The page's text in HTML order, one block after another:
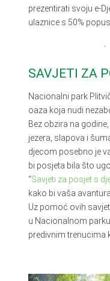
prezentirati svoju e-
ulaznice s 50%
SAVJETI ZA
Nacionalni park
oaza koja nudi
Bez obzira na
jezera, slapova i
djecom posebno je
bi posjeta bila što
“Savjeti za posjet s
kako bi vaša
Uz pomoć ovih
u Nacionalnom
predivnim trenucima